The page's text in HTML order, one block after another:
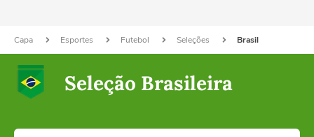
Capa Esportes Futebol Seleções Brasil
Seleção Brasileira